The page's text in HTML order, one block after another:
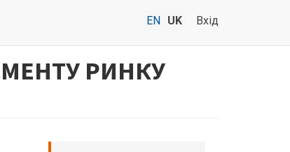
Вхід
EN UK
РИНКУ